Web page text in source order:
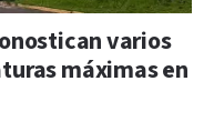
varios
máximas en